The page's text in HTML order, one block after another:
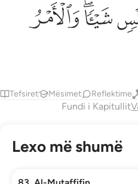
لله ١٩
يَوْمَئِذٍۢ لِّلَّهِ ١٩
ﲟﲠﲡ
Tefsiret Mësimet Reflektime
Fundi i Kapitullit
Lexo më shumë